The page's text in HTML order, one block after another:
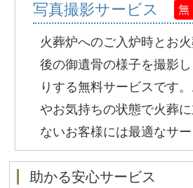
写真撮影サービス
火葬炉へのご入炉時とお
後の御遺骨の様子を撮影
りする無料サービスです
やお気持ちの状態で火葬
ないお客様には最適なサー
助かる安心サービス